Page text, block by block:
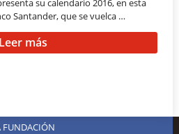
su calendario 2016, en esta
Santander, que se vuelca …
Leer más
FUNDACIÓN